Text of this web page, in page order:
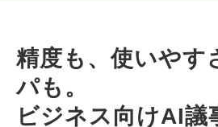
精度も、使いやす
パも。
ビジネス向けAI議